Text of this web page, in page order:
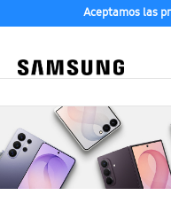
Aceptamos las